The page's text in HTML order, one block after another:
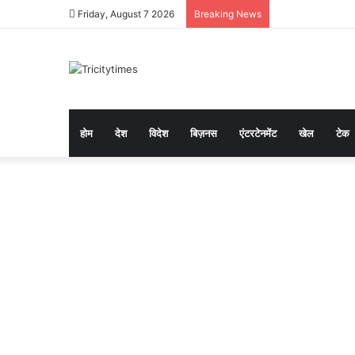
Friday, August 7 2026 Breaking News
होम देश विदेश बिज़नस एंटरटेनमेंट खेल टेक